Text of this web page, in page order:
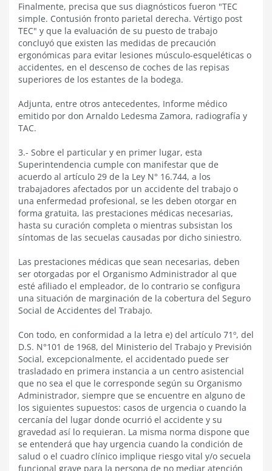
Finalmente, precisa que sus diagnósticos fueron "TEC
simple. Contusión fronto parietal derecha. Vértigo post
TEC" y que la evaluación de su puesto de trabajo
concluyó que existen las medidas de precaución
ergonómicas para evitar lesiones músculo-esqueléticas o
accidentes, en el descenso de coches de las repisas
superiores de los estantes de la bodega.
Adjunta, entre otros antecedentes, Informe médico
emitido por don Arnaldo Ledesma Zamora, radiografía y
TAC.
3.- Sobre el particular y en primer lugar, esta
Superintendencia cumple con manifestar que de
acuerdo al artículo 29 de la Ley N° 16.744, a los
trabajadores afectados por un accidente del trabajo o
una enfermedad profesional, se les deben otorgar en
forma gratuita, las prestaciones médicas necesarias,
hasta su curación completa o mientras subsistan los
síntomas de las secuelas causadas por dicho siniestro.
Las prestaciones médicas que sean necesarias, deben
ser otorgadas por el Organismo Administrador al que
esté afiliado el empleador, de lo contrario se configura
una situación de marginación de la cobertura del Seguro
Social de Accidentes del Trabajo.
Con todo, en conformidad a la letra e) del artículo 71º, del
D.S. N°101 de 1968, del Ministerio del Trabajo y Previsión
Social, excepcionalmente, el accidentado puede ser
trasladado en primera instancia a un centro asistencial
que no sea el que le corresponde según su Organismo
Administrador, siempre que se encuentre en alguno de
los siguientes supuestos: casos de urgencia o cuando la
cercanía del lugar donde ocurrió el accidente y su
gravedad así lo requieran. La misma norma dispone que
se entenderá que hay urgencia cuando la condición de
salud o el cuadro clínico implique riesgo vital y/o secuela
funcional grave para la persona de no mediar atención